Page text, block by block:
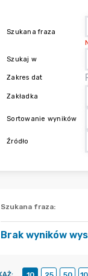
Szukana fraza
Szukaj w
Zakres dat
Zakładka
Sortowanie wyników
Źródło
Szukana fraza:
Brak wyników
: